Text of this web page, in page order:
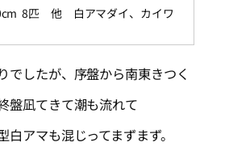
8匹 他 白アマダイ、カイワ
でしたが、序盤から南東きつく
盤凪てきて潮も流れて
白アマも混じってまずまず。